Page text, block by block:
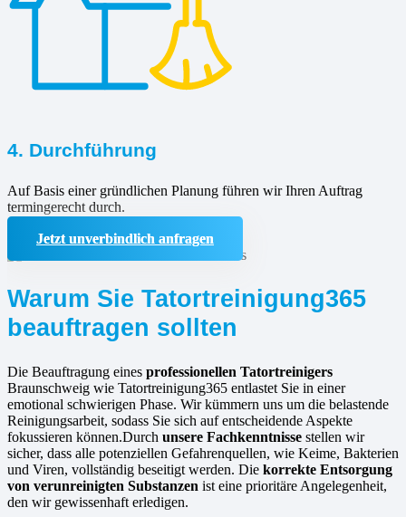
4. Durchführung
Auf Basis einer gründlichen Planung führen wir Ihren Auftrag
termingerecht durch.
Jetzt unverbindlich anfragen
Warum Sie Tatortreinigung365
beauftragen sollten
Die Beauftragung eines professionellen Tatortreinigers
Braunschweig wie Tatortreinigung365 entlastet Sie in einer
emotional schwierigen Phase. Wir kümmern uns um die belastende
Reinigungsarbeit, sodass Sie sich auf entscheidende Aspekte
fokussieren können.Durch unsere Fachkenntnisse stellen wir
sicher, dass alle potenziellen Gefahrenquellen, wie Keime, Bakterien
und Viren, vollständig beseitigt werden. Die korrekte Entsorgung
von verunreinigten Substanzen ist eine prioritäre Angelegenheit,
den wir gewissenhaft erledigen.